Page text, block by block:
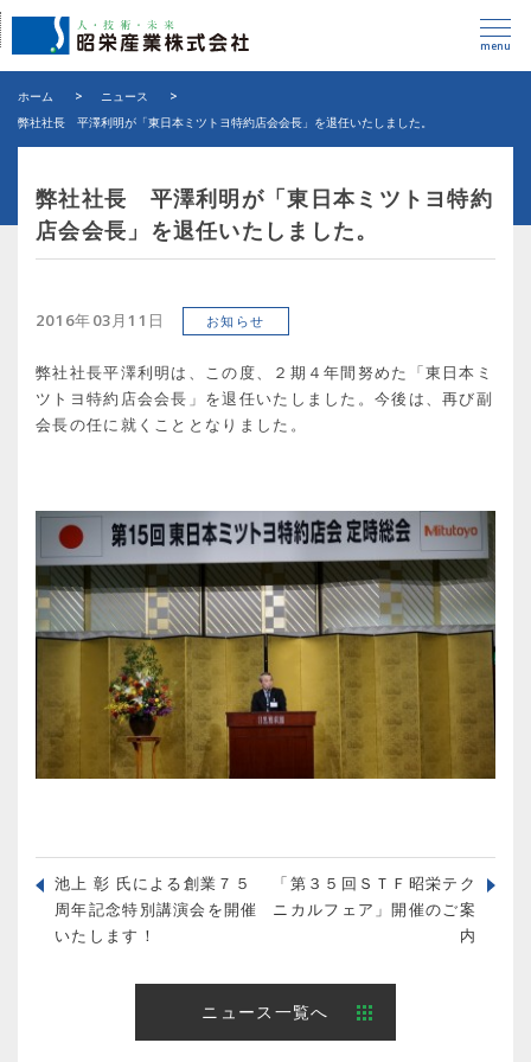
menu
ホーム > ニュース
>
弊社社長 平澤利明が「東日本ミツトヨ特約店会会長」を退任いたしました。
弊社社長 平澤利明が「東日本ミツトヨ特約
店会会長」を退任いたしました。
2016年03月11日 お知らせ
弊社社長平澤利明は、この度、２期４年間努めた「東日本ミ
ツトヨ特約店会会長」を退任いたしました。今後は、再び副
会長の任に就くこととなりました。
池上 彰 氏による創業７５
周年記念特別講演会を開催
いたします！
「第３５回ＳＴＦ昭栄テク
ニカルフェア」開催のご案
内
ニュース一覧へ